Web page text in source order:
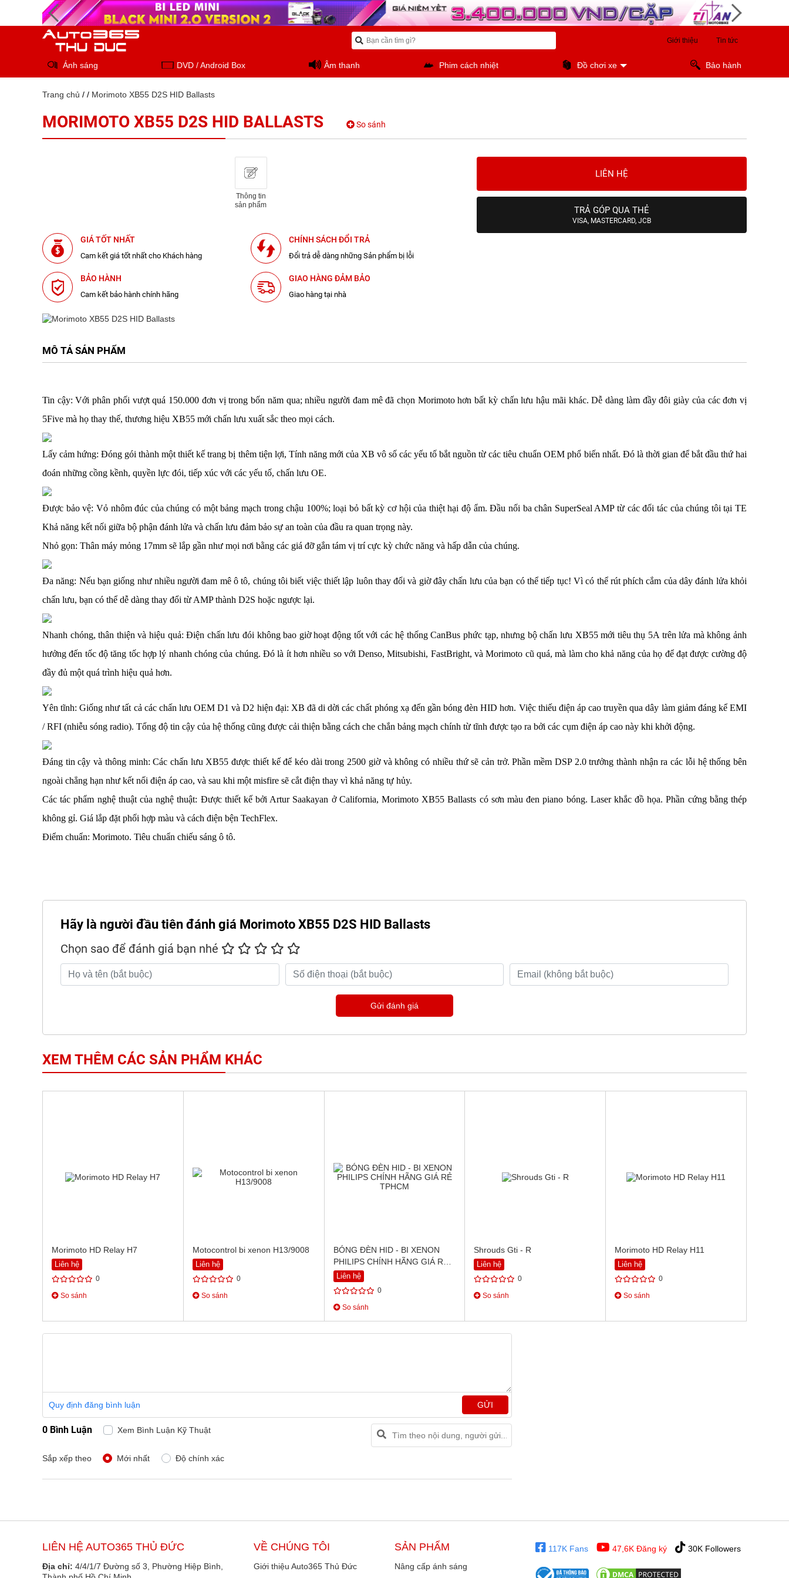
Giới thiệu Tin tức
Ánh sáng DVD / Android Box Âm thanh Phim cách nhiệt Đồ chơi xe Bảo hành
Trang chủ / / Morimoto XB55 D2S HID Ballasts
MORIMOTO XB55 D2S HID BALLASTS So sánh
Thông tin
sản phẩm
GIÁ TỐT NHẤT
Cam kết giá tốt nhất cho Khách hàng
CHÍNH SÁCH ĐỔI TRẢ
Đổi trả dễ dàng những Sản phẩm bị lỗi
BẢO HÀNH
Cam kết bảo hành chính hãng
GIAO HÀNG ĐẢM BẢO
Giao hàng tại nhà
LIÊN HỆ
TRẢ GÓP QUA THẺ
VISA, MASTERCARD, JCB
MÔ TẢ SẢN PHẨM
Tin cậy: Với phân phối vượt quá 150.000 đơn vị trong bốn năm qua; nhiều người đam mê đã chọn Morimoto hơn bất kỳ chấn lưu hậu mãi khác. Dễ dàng làm đầy đôi giày của các đơn vị
5Five mà họ thay thế, thương hiệu XB55 mới chấn lưu xuất sắc theo mọi cách.
Lấy cảm hứng: Đóng gói thành một thiết kế trang bị thêm tiện lợi, Tính năng mới của XB vô số các yếu tố bắt nguồn từ các tiêu chuẩn OEM phổ biến nhất. Đó là thời gian để bắt đầu thứ hai
đoán những cồng kềnh, quyền lực đói, tiếp xúc với các yếu tố, chấn lưu OE.
Được bảo vệ: Vỏ nhôm đúc của chúng có một bảng mạch trong chậu 100%; loại bỏ bất kỳ cơ hội của thiệt hại độ ẩm. Đầu nối ba chân SuperSeal AMPtừ các đối tác của chúng tôi tại TE
Khả năng kết nối giữa bộ phận đánh lửa và chấn lưu đảm bảo sự an toàn của đầu ra quan trọng này.
Nhỏ gọn: Thân máy mỏng 17mm sẽ lắp gần như mọi nơi bằng các giá đỡ gắn tám vị trí cực kỳ chức năng và hấp dẫn của chúng.
Đa năng: Nếu bạn giống như nhiều người đam mê ô tô, chúng tôi biết việc thiết lập luôn thay đổi và giờ đây chấn lưu của bạn có thể tiếp tục! Vì có thể rút phích cắm của dây đánh lửa khỏi
chấn lưu, bạn có thể dễ dàng thay đổi từ AMP thành D2S hoặc ngược lại.
Nhanh chóng, thân thiện và hiệu quả: Điện chấn lưu đói không bao giờ hoạt động tốt với các hệ thống CanBus phức tạp, nhưng bộ chấn lưu XB55 mới tiêu thụ 5A trên lửa mà không ảnh
hưởng đến tốc độ tăng tốc hợp lý nhanh chóng của chúng. Đó là ít hơn nhiều so với Denso, Mitsubishi, FastBright, và Morimoto cũ quá, mà làm cho khả năng của họ để đạt được cường độ
đầy đủ một quá trình hiệu quả hơn.
Yên tĩnh: Giống như tất cả các chấn lưu OEM D1 và D2 ​​hiện đại: XB đã di dời các chất phóng xạ đến gần bóng đèn HID hơn. Việc thiếu điện áp cao truyền qua dây làm giảm đáng kể EMI
/ RFI (nhiễu sóng radio). Tổng độ tin cậy của hệ thống cũng được cải thiện bằng cách che chắn bảng mạch chính từ tĩnh được tạo ra bởi các cụm điện áp cao này khi khởi động.
Đáng tin cậy và thông minh: Các chấn lưu XB55 được thiết kế để kéo dài trong 2500 giờ và không có nhiều thứ sẽ cản trở. Phần mềm DSP 2.0 trưởng thành nhận ra các lỗi hệ thống bên
ngoài chẳng hạn như kết nối điện áp cao, và sau khi một misfire sẽ cắt điện thay vì khả năng tự hủy.
Các tác phẩm nghệ thuật của nghệ thuật: Được thiết kế bởi Artur Saakayan ở California, Morimoto XB55 Ballasts có sơn màu đen piano bóng. Laser khắc đồ họa. Phần cứng bằng thép
không gỉ. Giá lắp đặt phối hợp màu và cách điện bện TechFlex.
Điểm chuẩn: Morimoto. Tiêu chuẩn chiếu sáng ô tô.
Hãy là người đầu tiên đánh giá Morimoto XB55 D2S HID Ballasts
Chọn sao để đánh giá bạn nhé
Gửi đánh giá
XEM THÊM CÁC SẢN PHẨM KHÁC
Morimoto HD Relay H7
Liên hệ
0
So sánh
Motocontrol bi xenon H13/9008
Liên hệ
0
So sánh
BÓNG ĐÈN HID - BI XENON
PHILIPS CHÍNH HÃNG GIÁ RẺ
TPHCM
Liên hệ
0
So sánh
Shrouds Gti - R
Liên hệ
0
So sánh
Morimoto HD Relay H11
Liên hệ
0
So sánh
Quy định đăng bình luận GỬI
0 Bình Luận Xem Bình Luận Kỹ Thuật
Sắp xếp theo Mới nhất Độ chính xác
LIÊN HỆ AUTO365 THỦ ĐỨC
Địa chỉ: 4/4/1/7 Đường số 3, Phường Hiệp Bình,
VỀ CHÚNG TÔI
Giới thiệu Auto365 Thủ Đức
SẢN PHẨM
Nâng cấp ánh sáng
117K Fans 47,6K Đăng ký 30K Followers